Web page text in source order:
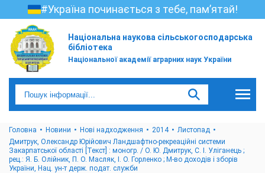
#Україна починається з тебе, пам’ятай!
Національна наукова сільськогосподарська
бібліотека
Національної академії аграрних наук України
Головна Новини Нові надходження 2014
Листопад
Дмитрук, Олександр Юрійович Ландшафтно-рекреаційні системи
Закарпатської області [Текст] : моногр. / О. Ю. Дмитрук, С. І. Уліганець ;
рец.: Я. Б. Олійник, П. О. Масляк, І. О. Горленко ; М-во доходів і зборів
України, Нац. ун-т держ. подат. служби